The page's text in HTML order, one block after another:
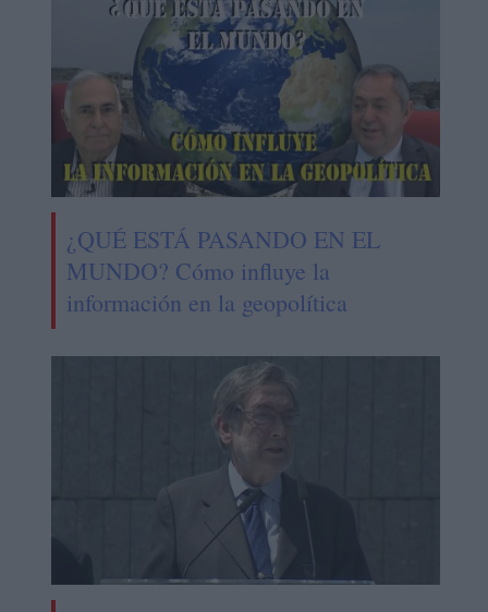
¿QUÉ ESTÁ PASANDO EN EL
MUNDO? Cómo influye la
información en la geopolítica